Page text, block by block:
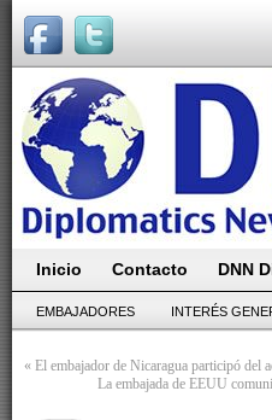
Inicio Contacto DNN
EMBAJADORES INTERÉS
« El embajador de Nicaragua participó del
La embajada de EEUU